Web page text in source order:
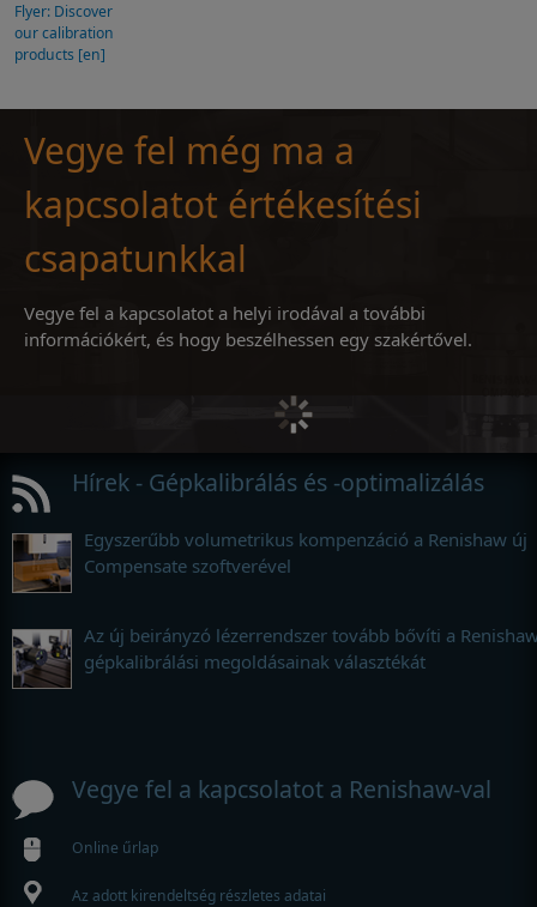
Flyer: Discover
our calibration
products [en]
Vegye fel még ma a
kapcsolatot értékesítési
csapatunkkal
Vegye fel a kapcsolatot a helyi irodával a további
információkért, és hogy beszélhessen egy szakértővel.
Hírek - Gépkalibrálás és -optimalizálás
Egyszerűbb volumetrikus kompenzáció a Renishaw új
Compensate szoftverével
Az új beirányzó lézerrendszer tovább bővíti a
gépkalibrálási megoldásainak választékát
Vegye fel a kapcsolatot a Renishaw-val
Online űrlap
Az adott kirendeltség részletes adatai